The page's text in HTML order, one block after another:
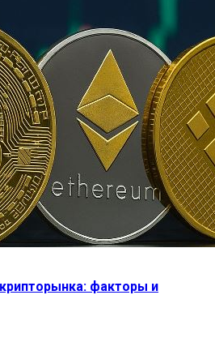
факторы и